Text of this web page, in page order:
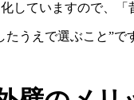
していますので、
たうえで選ぶこと”で